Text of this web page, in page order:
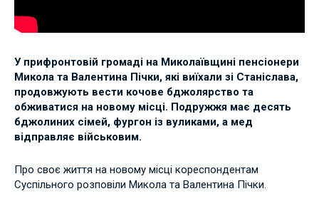
У прифронтовій громаді на Миколаївщині пенсіонери
Микола та Валентина Пічки, які виїхали зі Станіслава,
продовжують вести кочове бджолярство та
обживатися на новому місці. Подружжя має десять
бджолиних сімей, фургон із вуликами, а мед
відправляє військовим.
Про своє життя на новому місці кореспондентам
Суспільного розповіли Микола та Валентина Пічки.